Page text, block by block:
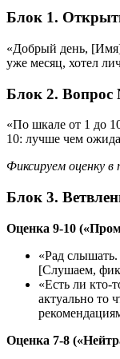
Блок 1.
«Добрый день,
уже месяц, хотел
Блок 2. Вопрос
«По шкале от 1 до
10: лучше чем
Фиксируем оценку в
Блок 3.
Оценка 9-10
«Рад
[Слушаем,
«Есть ли кто-
актуально то
Оценка 7-8